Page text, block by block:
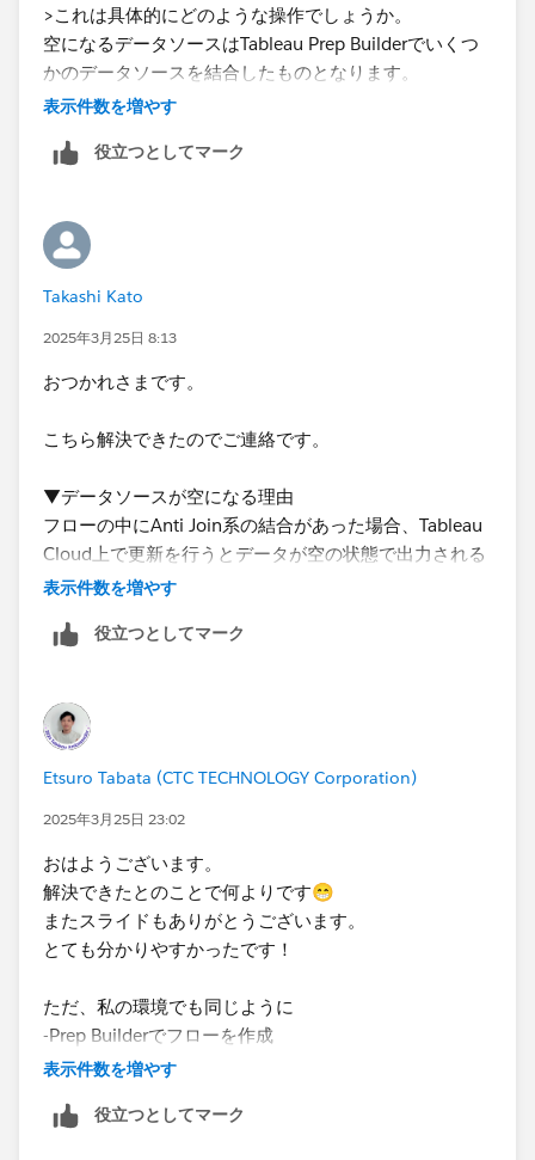
>これは具体的にどのような操作でしょうか。
空になるデータソースはTableau Prep Builderでいくつ
かのデータソースを結合したものとなります。
Tableau Cloud上で該当フローの更新を実行、またはス
が空となってしまいます。
> また、可能でしたら、データが空になるとは具体的に
どのような状態なのか...
画像はTableau Desktopで該当データソースを表示した
ものです。
なります。
表示件数を増やす
役立つとしてマーク
Takashi Kato
2025年3月25日 8:13
おつかれさまです。
こちら解決できたのでご連絡です。
▼データソースが空になる理由
フローの中にAnti Join系の結合があった場合、Tableau
Cloud上で更新を行うとデータが空の状態で出力される
https://docs.google.com/presentation/d/1Kji45fYt-
de=id.g33b34588a39_0_22
表示件数を増やす
役立つとしてマーク
Etsuro Tabata (CTC TECHNOLOGY Corporation)
2025年3月25日 23:02
おはようございます。
解決できたとのことで何よりです😁 ​
またスライドもありがとうございます。
とても分かりやすかったです！
ただ、私の環境でも同じように
-Prep Builderでフローを作成
-フローをTableau Cloudにパブリッシュ
してみたのですが、所謂「データが空の状態になる事
表示件数を増やす
役立つとしてマーク